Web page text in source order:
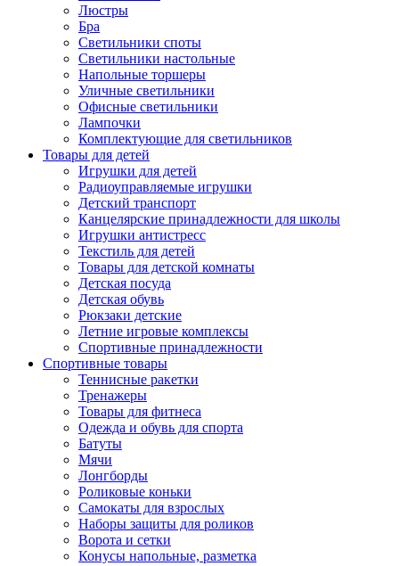
Люстры
Бра
Светильники споты
Светильники настольные
Напольные торшеры
Уличные светильники
Офисные светильники
Лампочки
Комплектующие для светильников
Товары для детей
Игрушки для детей
Радиоуправляемые игрушки
Детский транспорт
Канцелярские принадлежности для школы
Игрушки антистресс
Текстиль для детей
Товары для детской комнаты
Детская посуда
Детская обувь
Рюкзаки детские
Летние игровые комплексы
Спортивные принадлежности
Спортивные товары
Теннисные ракетки
Тренажеры
Товары для фитнеса
Одежда и обувь для спорта
Батуты
Мячи
Лонгборды
Роликовые коньки
Самокаты для взрослых
Наборы защиты для роликов
Ворота и сетки
Конусы напольные, разметка